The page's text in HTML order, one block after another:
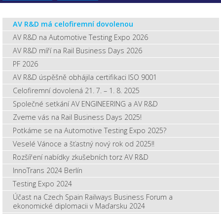
AV R&D má celofiremní dovolenou
AV R&D na Automotive Testing Expo 2026
AV R&D míří na Rail Business Days 2026
PF 2026
AV R&D úspěšně obhájila certifikaci ISO 9001
Celofiremní dovolená 21. 7. – 1. 8. 2025
Společné setkání AV ENGINEERING a AV R&D
Zveme vás na Rail Business Days 2025!
Potkáme se na Automotive Testing Expo 2025?
Veselé Vánoce a šťastný nový rok od 2025!!
Rozšíření nabídky zkušebních torz AV R&D
InnoTrans 2024 Berlín
Testing Expo 2024
Účast na Czech Spain Railways Business Forum a
ekonomické diplomacii v Maďarsku 2024